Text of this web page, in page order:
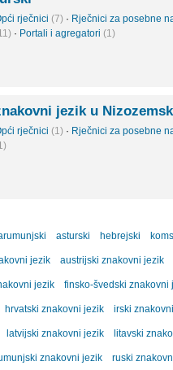
rječnici (7) · Rječnici za posebne
· Portali i agregatori (1)
jezik u
rječnici (1) · Rječnici za posebne
asturski hebrejski
jezik austrijski znakovni jezik
jezik finsko-švedski znakovni
hrvatski znakovni jezik irski
latvijski znakovni jezik litavski
znakovni jezik ruski